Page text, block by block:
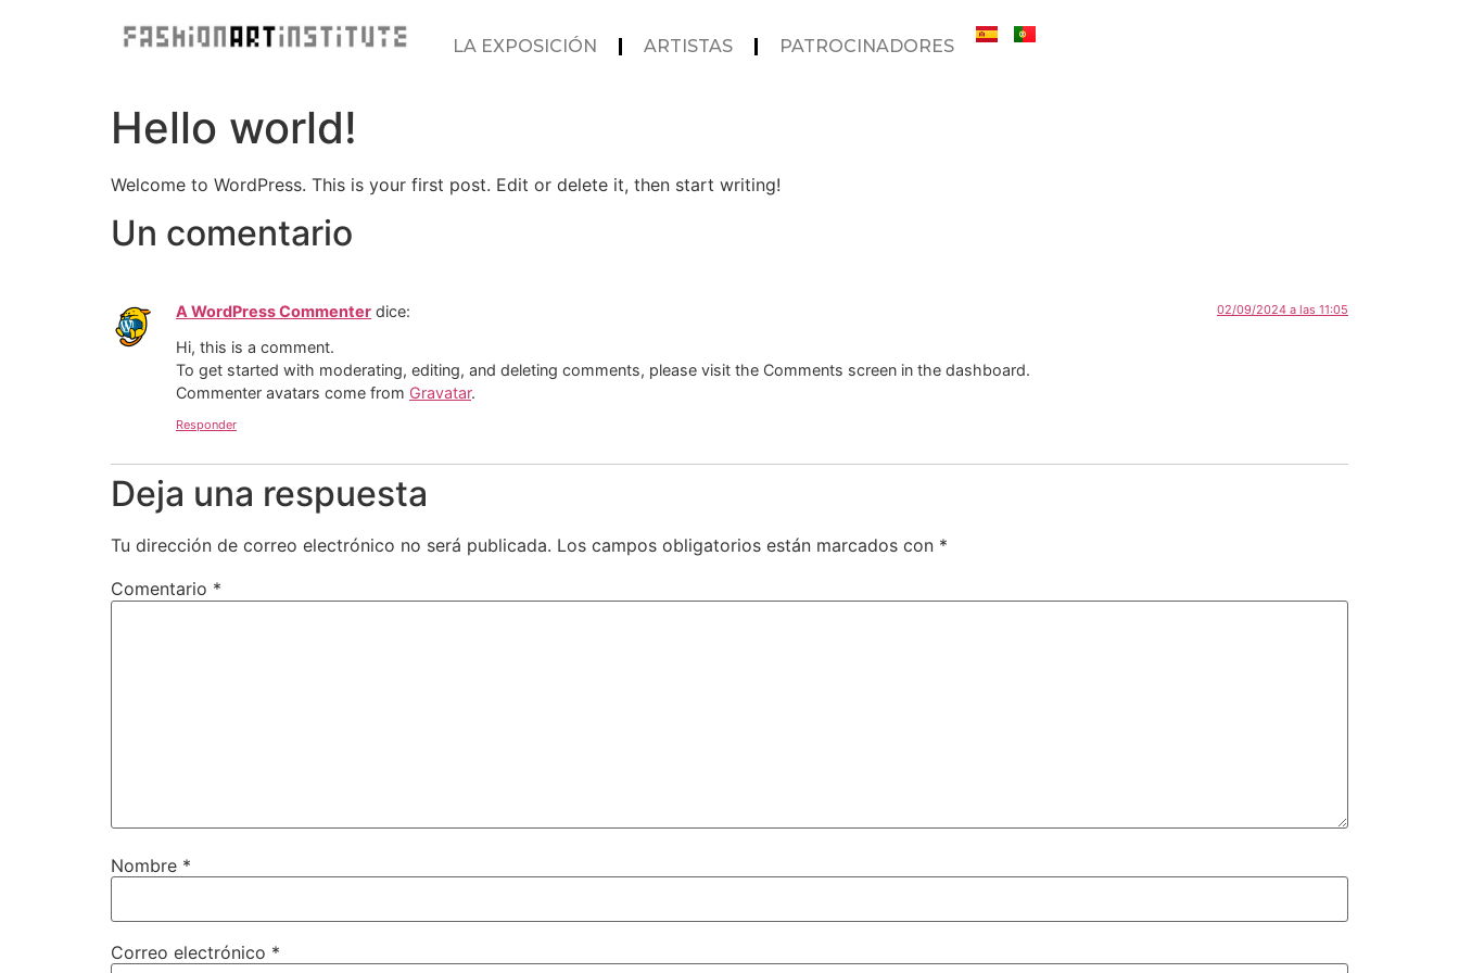
LA EXPOSICIÓN ARTISTAS PATROCINADORES
Hello world!
Welcome to WordPress. This is your first post. Edit or delete it, then start writing!
Un comentario
A WordPress Commenter dice: 02/09/2024 a las 11:05
Hi, this is a comment.
To get started with moderating, editing, and deleting comments, please visit the Comments screen in the dashboard.
Commenter avatars come from Gravatar.
Responder
Deja una respuesta
Tu dirección de correo electrónico no será publicada. Los campos obligatorios están marcados con *
Comentario *
Nombre *
Correo electrónico *